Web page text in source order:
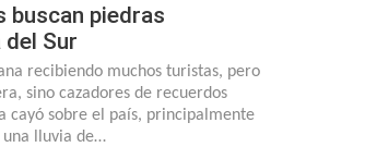
buscan piedras
del Sur
recibiendo muchos turistas, pero
sino cazadores de recuerdos
cayó sobre el país, principalmente
una lluvia de…